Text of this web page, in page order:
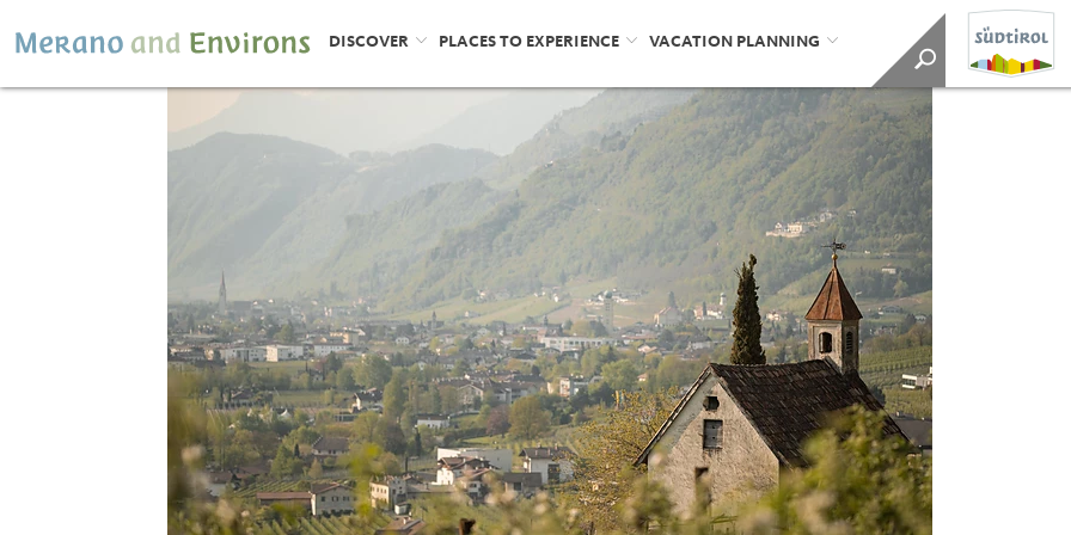
DISCOVER PLACES TO EXPERIENCE VACATION PLANNING